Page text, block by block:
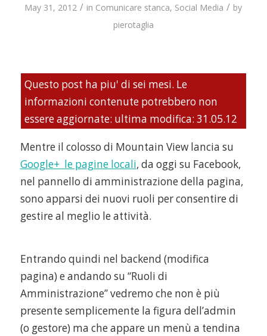
May 31, 2012 / in Comunicare stanca, Social Media / by
pierotaglia
Questo post ha piu' di sei mesi. Le
informazioni contenute potrebbero non
essere aggiornate: ultima modifica: 31.05.12
Mentre il colosso di Mountain View lancia su
Google+ le pagine locali, da oggi su Facebook,
nel pannello di amministrazione della pagina,
sono apparsi dei nuovi ruoli per consentire di
gestire al meglio le attività.
Entrando quindi nel backend (modifica
pagina) e andando su “Ruoli di
Amministrazione” vedremo che non è più
presente semplicemente la figura dell’admin
(o gestore) ma che appare un menù a tendina